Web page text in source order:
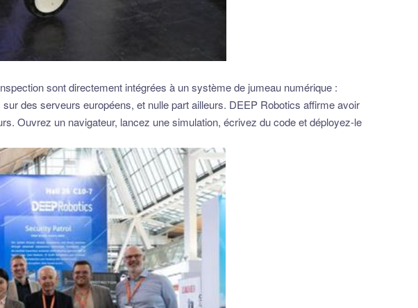
sont directement intégrées à un système de jumeau numérique :
des serveurs européens, et nulle part ailleurs. DEEP Robotics affirme avoir
Ouvrez un navigateur, lancez une simulation, écrivez du code et déployez-le